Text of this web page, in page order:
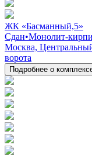
ЖК «Басманный,5»
Сдан•Монолит-
Москва,
ворота
Подробнее о